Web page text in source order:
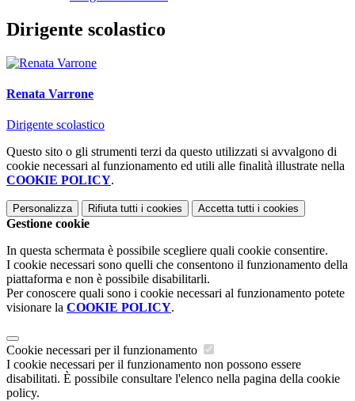
Dirigente scolastico
Renata Varrone
Dirigente scolastico
Questo sito o gli strumenti terzi da questo utilizzati si avvalgono di
cookie necessari al funzionamento ed utili alle finalità illustrate nella
COOKIE POLICY.
Personalizza Rifiuta tutti i cookies Accetta tutti i cookies
Gestione cookie
In questa schermata è possibile scegliere quali cookie consentire.
I cookie necessari sono quelli che consentono il funzionamento della
piattaforma e non è possibile disabilitarli.
Per conoscere quali sono i cookie necessari al funzionamento potete
visionare la COOKIE POLICY.
Cookie necessari per il funzionamento
I cookie necessari per il funzionamento non possono essere
disabilitati. È possibile consultare l'elenco nella pagina della cookie
policy.